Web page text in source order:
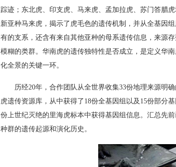
踪迹；东北虎、印支虎、马来虎、孟加拉虎、苏门答腊
新亚种马来虎，揭示了虎毛色的遗传机制，并从全基因
有的支系，还含有来自其他亚种的母系遗传信息，来源
模糊的类群。华南虎的遗传独特性是否成立，是定义华
化全景的关键一环。
历经20年，合作团队从全世界收集33份地理来源明
虎遗传资源库，从中获得了18份全基因组以及15份部分
份上世纪灭绝的里海虎标本中获得基因组信息。汇总先
种群的遗传起源和演化历史。